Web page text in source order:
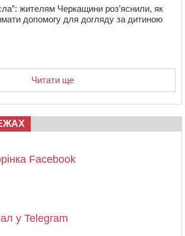
жителям Черкащини роз’яснили, як
допомогу для догляду за дитиною
Читати ще
Facebook
у Telegram